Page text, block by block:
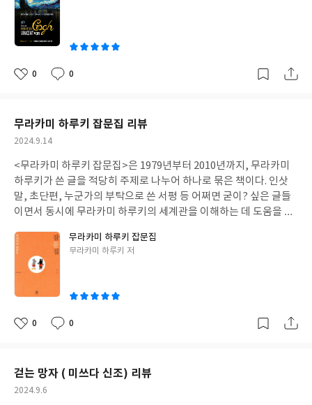
렇게 삶에 대한 의지가 넘치던 사람이 저렇게 되었을까? 하는 안타
까움과 테오의 몸 상태를 생각하면서 받는 압박감, 마지막 희망이
사라져서 더 이상 갈 곳을 잃은 인간의 모습을 보여주는 것 같기도
했습니다. 사실 초반에 빈센트는 "구원"에 대한 이야기를 하는 데
어쩌면 결국 구원하고 구원받기 위해 밀밭으로 나아간 게 아닐까,
정이 상당히 폭발하는 작품이라 중후반부터는 꽤 괴로운 장면들이
많이 나오는 데 섬세한 연기가 매력적이었습니다.
좋
0
댓
0
작
무라카미 하루키 잡문집 리뷰
작
일
2024.9.14
<무라카미 하루키 잡문집>은 1979년부터 2010년까지, 무라카미
하루키가 쓴 글을 적당히 주제로 나누어 하나로 묶은 책이다. 인삿
말, 초단편, 누군가의 부탁으로 쓴 서평 등 어쩌면 굳이? 싶은 글들
이면서 동시에 무라카미 하루키의 세계관을 이해하는 데 도움을 줄
라카미 하루키의 세계관에 빠져 들고 있는 나에게는, 이미 여러번의
인쇄를 거듭해 10년이 훌쩍 지나 이 책을 읽게 되었음에도 불구하고
앞으로 나아갈 무라카미 하루키의 세계관에 대한 기대감을 업 시켜
주는 책이다. 시간이 많이 흘러 어떤 면에서는 고리타분하고, 시대
의 변화를 일부 읽지 못한 것만 같은 구절이 없잖아 있기는 하지만
그마저도 오래된 과거를 훑어가는 과정이라고 생각하면 읽는 재미
힌다는 점에서 매번 신작이 오면 신경을 쓰기는 하지만 그보다는 에
세이를 쓸 때의 가벼우면서도 진중한 느낌의 무라카미 하루키 문체
를 사랑하는 편이다. 그러나 <무라카미 하루키 잡문집>은 그것보다
무라카미 하루키 잡문집
글
무라카미 하루키 저
좋
0
댓
0
작
걷는 망자 ( 미쓰다 신조) 리뷰
작
2024.9.6